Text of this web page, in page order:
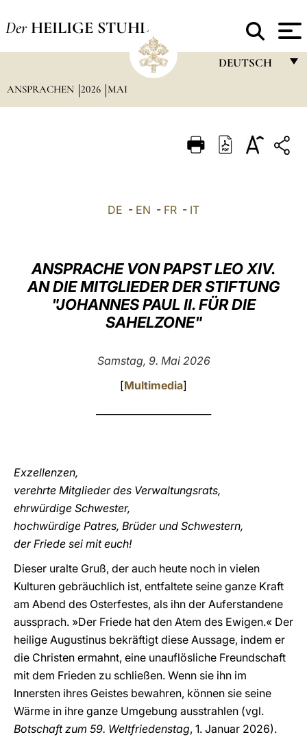
Der HEILIGE STUHL
DEUTSCH
ITALIANO
العربيّة
中文
ANSPRACHEN 2026 MAI
DE - EN - FR - IT
ANSPRACHE VON PAPST LEO XIV.
AN DIE MITGLIEDER DER STIFTUNG
"JOHANNES PAUL II. FÜR DIE
SAHELZONE"
Samstag, 9. Mai 2026
[Multimedia]
Exzellenzen,
verehrte Mitglieder des Verwaltungsrats,
ehrwürdige Schwester,
hochwürdige Patres, Brüder und Schwestern,
der Friede sei mit euch!
Dieser uralte Gruß, der auch heute noch in vielen
Kulturen gebräuchlich ist, entfaltete seine ganze Kraft
am Abend des Osterfestes, als ihn der Auferstandene
aussprach. »Der Friede hat den Atem des Ewigen.« Der
heilige Augustinus bekräftigt diese Aussage, indem er
die Christen ermahnt, eine unauflösliche Freundschaft
mit dem Frieden zu schließen. Wenn sie ihn im
Innersten ihres Geistes bewahren, können sie seine
Wärme in ihre ganze Umgebung ausstrahlen (vgl.
Botschaft zum 59. Weltfriedenstag, 1. Januar 2026).